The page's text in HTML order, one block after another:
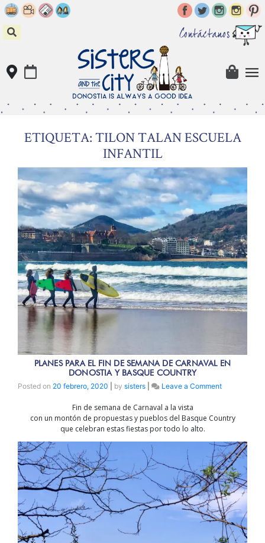
Skip
to
content
Contáctanos
ETIQUETA: TILON TALAN ESCUELA
INFANTIL
PLANES PARA EL FIN DE SEMANA DE CARNAVAL EN
DONOSTIA Y BASQUE COUNTRY
Posted on 20 febrero, 2020 by sisters Leave a Commenton
el
semana
de
Carnaval
en
Donostia
y
Basque
Country
Fin de semana de Carnaval a la vista
con un montón de propuestas y pueblos del Basque Country
que celebran estas fiestas por todo lo alto.